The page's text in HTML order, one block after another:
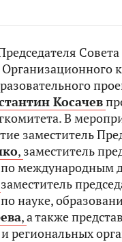
Организационного
Косачев
В
заместитель
, заместитель
международным
заместитель
науке,
,а также
региональных